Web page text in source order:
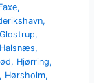
,
,
Glostrup,
Halsnæs,
, Hjørring,
, Hørsholm,